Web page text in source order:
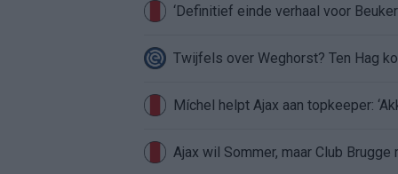
‘Definitief einde verhaal voor Beuker
Twijfels over Weghorst? Ten Hag
Míchel helpt Ajax aan topkeeper:
Ajax wil Sommer, maar Club Brugge